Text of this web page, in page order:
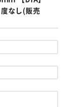
なし(販売